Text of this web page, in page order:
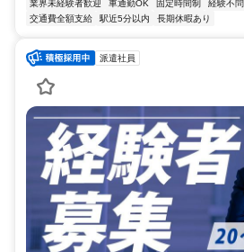
業界未経験者歓迎 車通勤OK 固定時間制 経験不問
交通費全額支給
駅近5分以内 長期休暇あり
派遣社員